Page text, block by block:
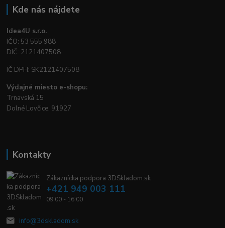
Kde nás nájdete
Idea4U s.r.o.
IČO: 53 555 988
DIČ: 2121407508
IČ DPH: SK2121407508
Výdajné miesto e-shopu:
Trnavská 15
Dolné Lovčice, 91927
Kontakty
Zákaznícka podpora 3DSkladom.sk
+421 949 003 111
09:00 - 16:00
info@3dskladom.sk